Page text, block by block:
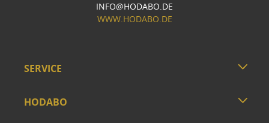
INFO@HODABO.DE
WWW.HODABO.DE
SERVICE
HODABO